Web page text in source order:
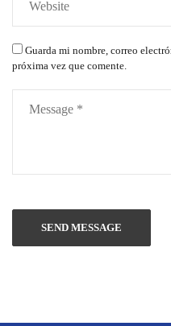
Guarda mi nombre, correo
próxima vez que comente.